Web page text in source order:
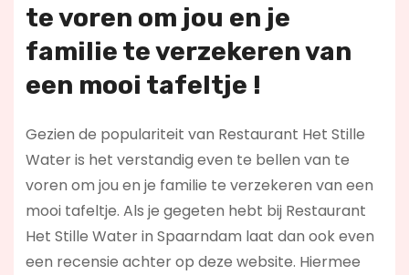
te voren om jou en je
familie te verzekeren van
een mooi tafeltje !
Gezien de populariteit van Restaurant Het Stille
Water is het verstandig even te bellen van te
voren om jou en je familie te verzekeren van een
mooi tafeltje. Als je gegeten hebt bij Restaurant
Het Stille Water in Spaarndam laat dan ook even
een recensie achter op deze website. Hiermee